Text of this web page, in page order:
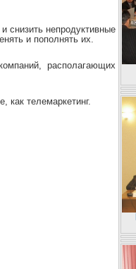
снизить непродуктивные
и пополнять их.
располагающих
как телемаркетинг.